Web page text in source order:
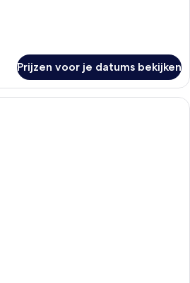
Prijzen voor je datums bekijken